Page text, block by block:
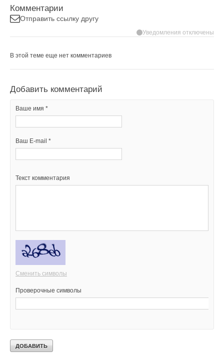
Комментарии
Отправить ссылку другу
Уведомления отключены
В этой теме еще нет комментариев
Добавить комментарий
Ваше имя *
Ваш E-mail *
Текст комментария
Сменить символы
Проверочные символы